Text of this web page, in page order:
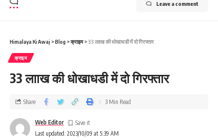
Leave a comment
Himalaya Ki Awaj >Blog >क्राइम>33 लााख की धोखाधडी में दो गिरफ्तार
क्राइम
33 लााख की धोखाधडी में दो गिरफ्तार
Last updated: 2023/10/09 at 5:39 AM
Web Editor
Share 3 Min Read